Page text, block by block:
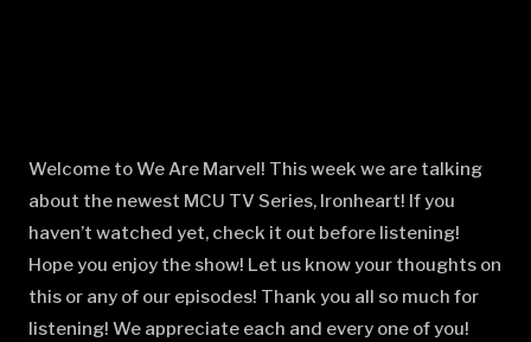
Welcome to We Are Marvel! This week we are talking
about the newest MCU TV Series, Ironheart! If you
haven’t watched yet, check it out before listening!
Hope you enjoy the show! Let us know your thoughts on
this or any of our episodes! Thank you all so much for
listening! We appreciate each and every one of you!